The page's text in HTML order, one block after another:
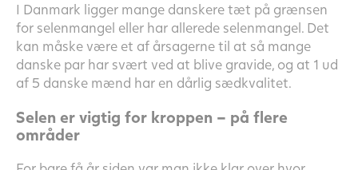
I Danmark ligger mange danskere tæt på grænsen
for selenmangel eller har allerede selenmangel. Det
kan måske være et af årsagerne til at så mange
danske par har svært ved at blive gravide, og at 1 ud
af 5 danske mænd har en dårlig sædkvalitet.
Selen er vigtig for kroppen – på flere
områder